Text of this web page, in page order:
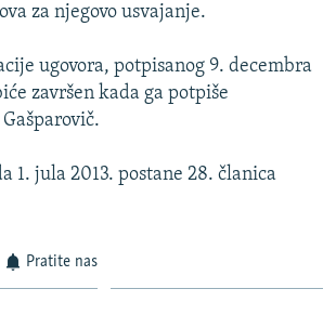
U BIH 2024.
za njegovo usvajanje.
ugovora, potpisanog 9. decembra
završen kada ga potpiše
1. jula 2013. postane 28. članica
Pratite nas